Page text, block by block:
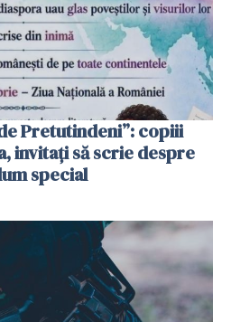
Pretutindeni”: copiii
invitați să scrie despre
special